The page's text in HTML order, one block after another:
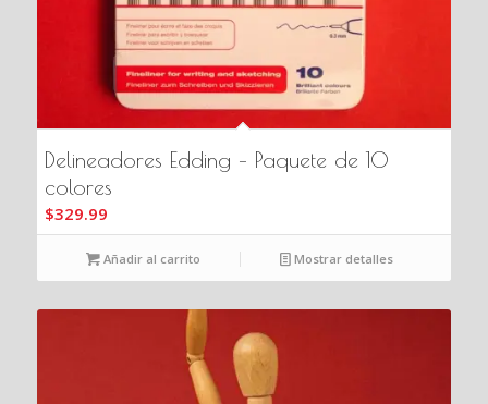
Delineadores Edding – Paquete de 10
colores
$329.99
Añadir al carrito Mostrar detalles